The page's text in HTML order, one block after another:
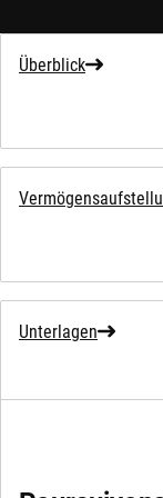
Überblick
Unterlagen